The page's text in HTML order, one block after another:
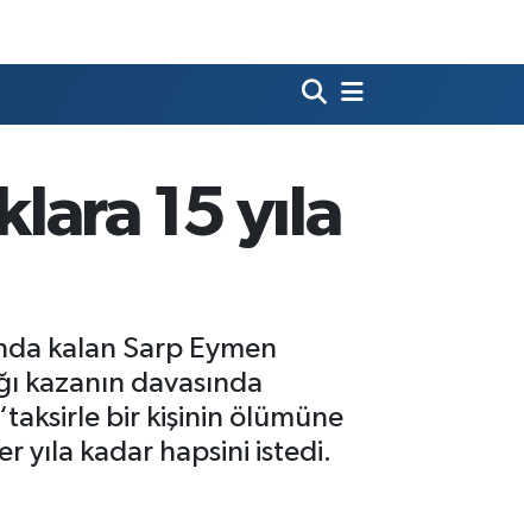
15 yıla
kalan Sarp Eymen
kazanın davasında
bir kişinin ölümüne
yıla kadar hapsini istedi.